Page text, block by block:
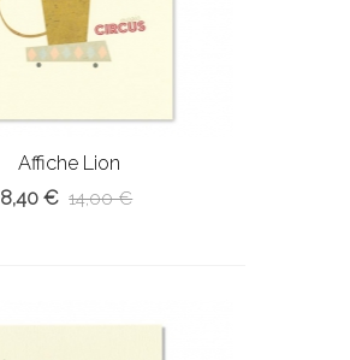
Affiche Lion
8,40 € 14,00 €